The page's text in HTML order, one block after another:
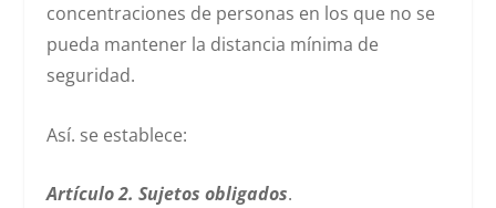
concentraciones de personas en los que no se
pueda mantener la distancia mínima de
seguridad.
Así. se establece:
Artículo 2. Sujetos obligados.